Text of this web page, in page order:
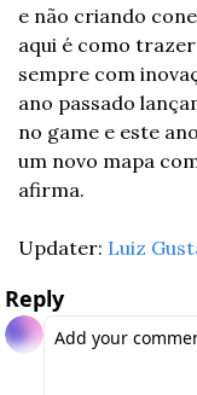
e não criando
aqui é como
sempre com
ano passado
no game e este
um novo mapa
afirma.
Updater: Luiz
Reply